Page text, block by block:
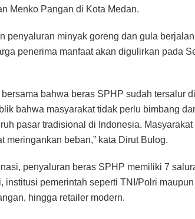
Menko Pangan di Kota Medan.
penyaluran minyak goreng dan gula
penerima manfaat akan digulirkan pada
bahwa beras SPHP sudah tersalur
bahwa masyarakat tidak perlu bimbang
pasar tradisional di Indonesia.
meringankan beban,” kata Dirut Bulog.
penyaluran beras SPHP memiliki 7
institusi pemerintah seperti TNI/Polri
hingga retailer modern.